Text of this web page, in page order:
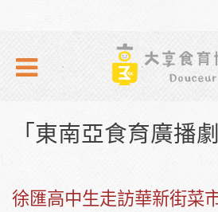
「東南亞食育廣播
徐匯高中生走訪華新街菜